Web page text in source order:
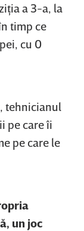
a 3-a, la
timp ce
cu 0
tehnicianul
pe care îi
pe care le
un joc